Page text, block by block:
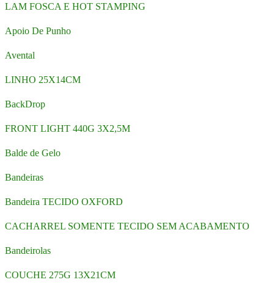
LAM FOSCA E HOT STAMPING
Apoio De Punho
Avental
LINHO 25X14CM
BackDrop
FRONT LIGHT 440G 3X2,5M
Balde de Gelo
Bandeiras
Bandeira TECIDO OXFORD
CACHARREL SOMENTE TECIDO SEM ACABAMENTO
Bandeirolas
COUCHE 275G 13X21CM